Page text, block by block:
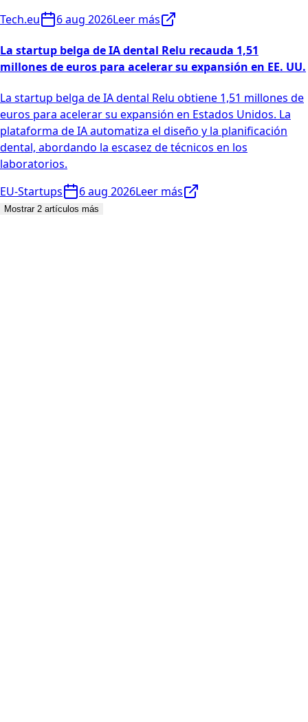
Tech.eu
6 aug 2026Leer más
La startup belga de IA dental Relu recauda 1,51
millones de euros para acelerar su expansión en EE. UU.
La startup belga de IA dental Relu obtiene 1,51 millones de
euros para acelerar su expansión en Estados Unidos. La
plataforma de IA automatiza el diseño y la planificación
dental, abordando la escasez de técnicos en los
laboratorios.
EU-Startups
6 aug 2026Leer más
Mostrar 2 artículos más